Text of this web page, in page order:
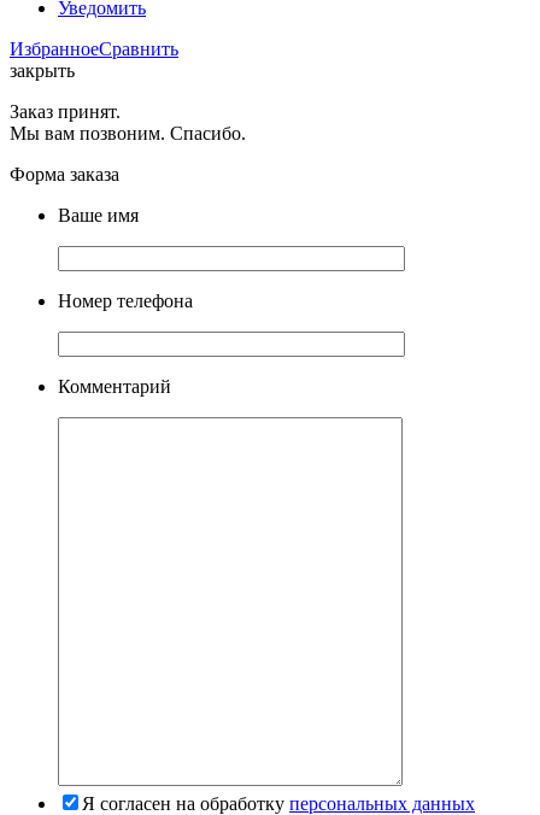
Уведомить
ИзбранноеСравнить
закрыть
Заказ принят.
Мы вам позвоним. Спасибо.
Форма заказа
Ваше имя
Номер телефона
Комментарий
Я согласен на обработку персональных данных